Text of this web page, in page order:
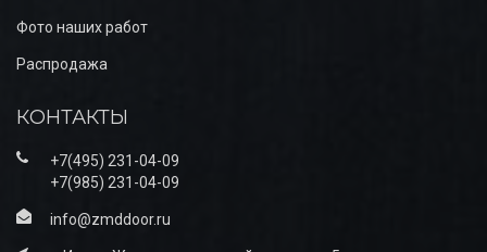
Фото наших работ
Распродажа
КОНТАКТЫ
+7(495) 231-04-09
+7(985) 231-04-09
info@zmddoor.ru